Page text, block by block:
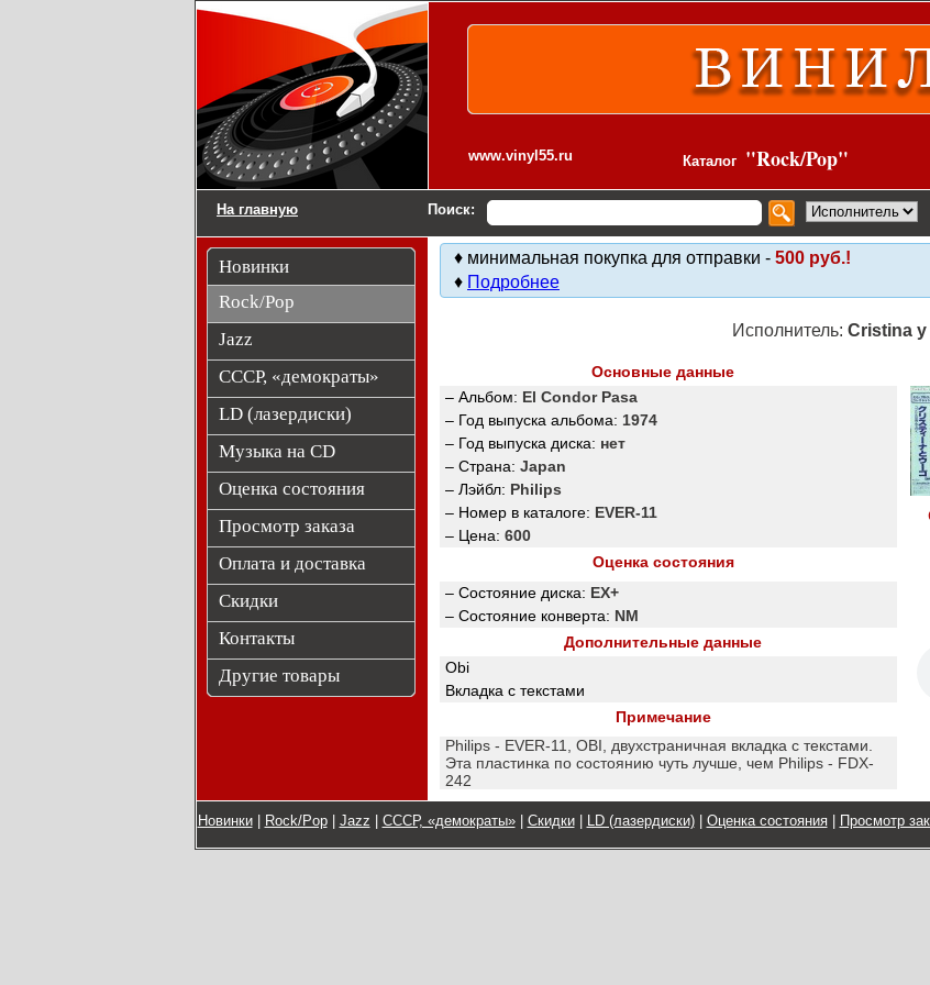
www.vinyl55.ru Каталог "Rock/Pop"
На главную Поиск:
Новинки
Rock/Pop
Jazz
СССР, «демократы»
LD (лазердиски)
Музыка на CD
Оценка состояния
Просмотр заказа
Оплата и доставка
Скидки
Контакты
Другие товары
♦ минимальная покупка для отправки - 500 руб.!
♦ Подробнее
Исполнитель: Cristina
Основные данные
– Альбом: El Condor Pasa
– Год выпуска альбома: 1974
– Год выпуска диска: нет
– Страна: Japan
– Лэйбл: Philips
– Номер в каталоге: EVER-11
– Цена: 600
Оценка состояния
– Состояние диска: EX+
– Состояние конверта: NM
Дополнительные данные
Obi
Вкладка с текстами
Примечание
Philips - EVER-11, OBI, двухстраничная вкладка с текстами.
Эта пластинка по состоянию чуть лучше, чем Philips - FDX-
242
Новинки| Rock/Pop| Jazz СССР, «демократы»| Скидки| LD (лазердиски)| Оценка состояния| Просмотр